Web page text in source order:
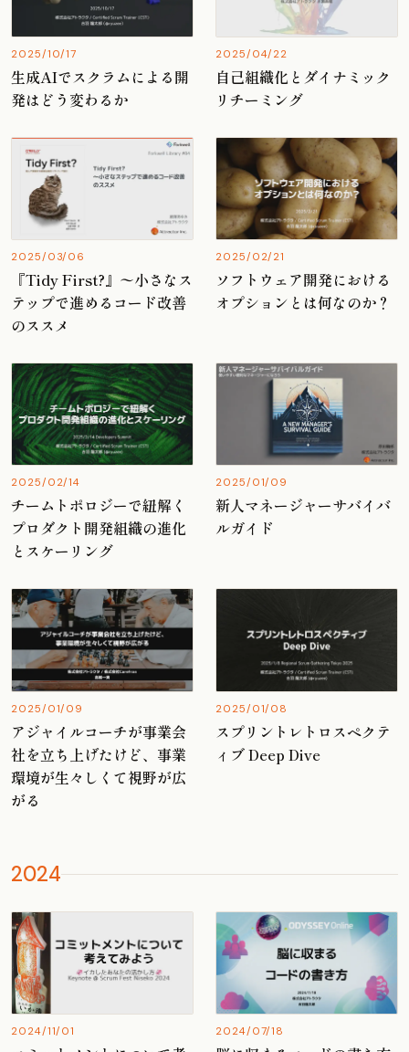
2025/10/17
生成AIでスクラムによる開
発はどう変わるか
2025/04/22
自己組織化とダイナミック
リチーミング
2025/03/06
『Tidy First?』〜小さなス
テップで進めるコード改善
のススメ
2025/02/21
ソフトウェア開発における
オプションとは何なのか？
2025/02/14
チームトポロジーで紐解く
プロダクト開発組織の進化
とスケーリング
2025/01/09
新人マネージャーサバイバ
ルガイド
2025/01/09
アジャイルコーチが事業会
社を立ち上げたけど、事業
環境が生々しくて視野が広
がる
2025/01/08
スプリントレトロスペクテ
ィブ Deep Dive
2024
2024/11/01 2024/07/18